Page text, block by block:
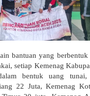
bantuan yang
setiap Kemenag
bentuk uang
22 Juta, Kemenag